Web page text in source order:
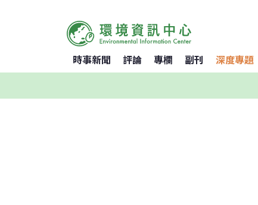
時事新聞 評論 專欄 副刊 深度專題